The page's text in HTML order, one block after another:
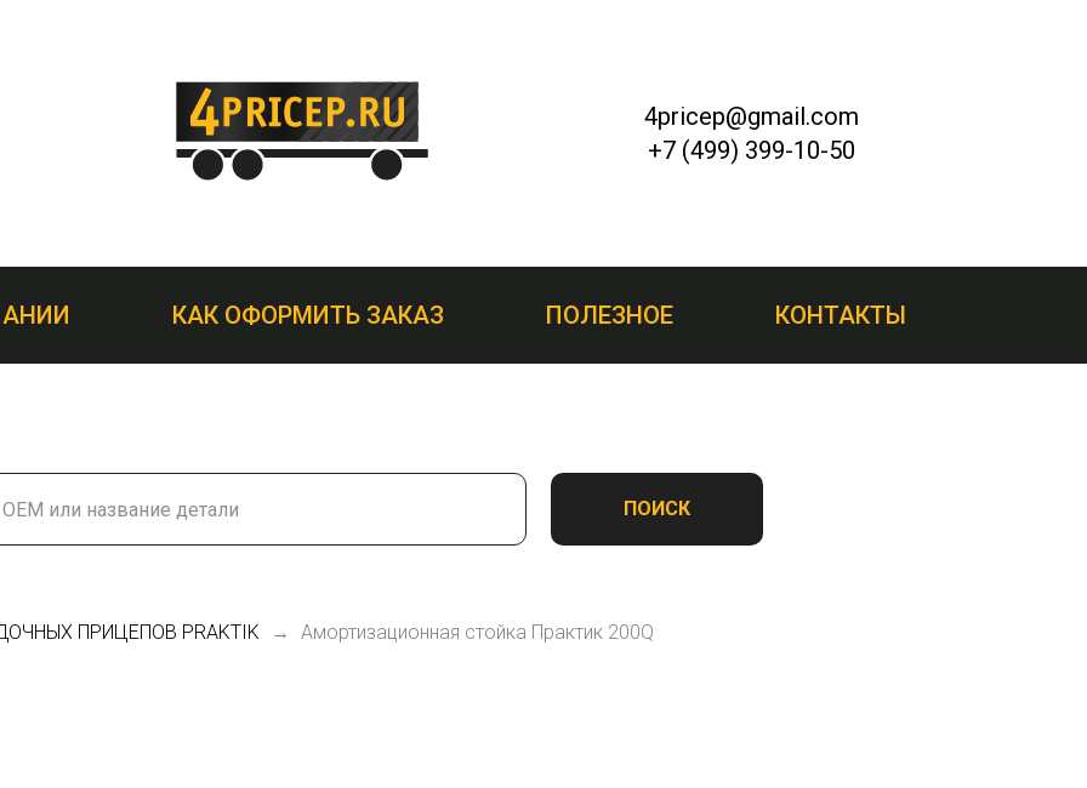
4pricep@gmail.com
+7 (499) 399-10-50
КАК ОФОРМИТЬ ЗАКАЗ ПОЛЕЗНОЕ КОНТАКТЫ
ПОИСК
ПРИЦЕПОВ PRAKTIK Амортизационная стойка Практик 200Q